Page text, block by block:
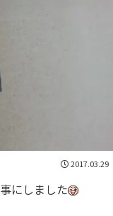
2017.03.29
にしました